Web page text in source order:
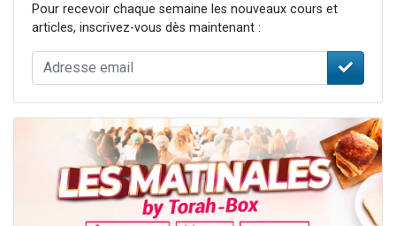
Pour recevoir chaque semaine les nouveaux cours et
articles, inscrivez-vous dès maintenant :